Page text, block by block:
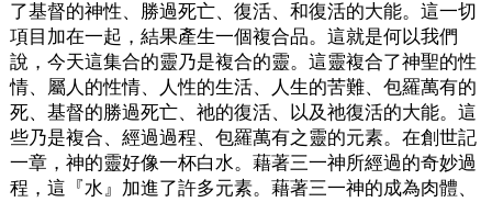
了基督的神性、勝過死亡、復活、和復活的大能。這一切
項目加在一起，結果產生一個複合品。這就是何以我們
說，今天這集合的靈乃是複合的靈。這靈複合了神聖的性
情、屬人的性情、人性的生活、人生的苦難、包羅萬有的
死、基督的勝過死亡、祂的復活、以及祂復活的大能。這
些乃是複合、經過過程、包羅萬有之靈的元素。在創世記
一章，神的靈好像一杯白水。藉著三一神所經過的奇妙過
程，這『水』加進了許多元素。藉著三一神的成為肉體、